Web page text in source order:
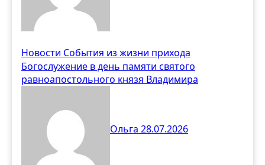
Новости События из жизни прихода
Богослужение в день памяти святого
равноапостольного князя Владимира
Ольга 28.07.2026